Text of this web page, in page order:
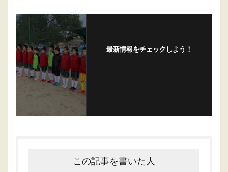
最新情報をチェックしよう！
この記事を書いた人